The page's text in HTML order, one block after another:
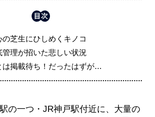
の芝生にひしめくキノコ
管理が招いた悲しい状況
は掲載待ち！だったはずが…
の一つ・JR神戸駅付近に、大量の